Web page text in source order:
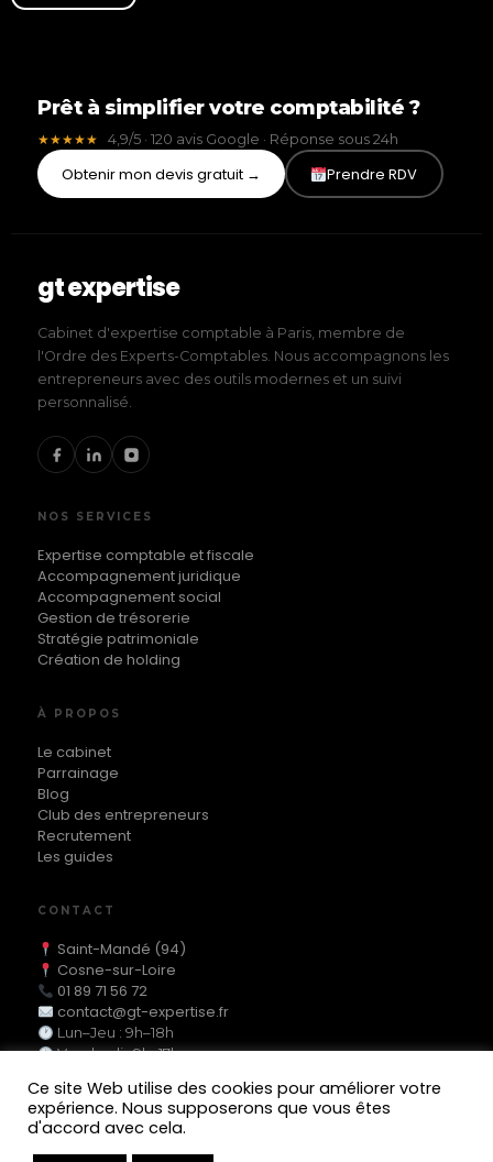
Prêt à simplifier votre comptabilité ?
★★★★★ 4,9/5 · 120 avis Google · Réponse sous 24h
Obtenir mon devis gratuit → Prendre RDV
gt expertise
Cabinet d'expertise comptable à Paris, membre de
l'Ordre des Experts-Comptables. Nous accompagnons les
entrepreneurs avec des outils modernes et un suivi
personnalisé.
NOS SERVICES
Expertise comptable et fiscale
Accompagnement juridique
Accompagnement social
Gestion de trésorerie
Stratégie patrimoniale
Création de holding
À PROPOS
Le cabinet
Parrainage
Blog
Club des entrepreneurs
Recrutement
Les guides
CONTACT
Saint-Mandé (94)
Cosne-sur-Loire
01 89 71 56 72
contact@gt-expertise.fr
Lun–Jeu : 9h–18h
Vendredi : 9h–17h
MEMBRE DE L'ORDRE DES EXPERTS-COMPTABLES
Ce site Web utilise des cookies pour améliorer votre
expérience. Nous supposerons que vous êtes
d'accord avec cela.